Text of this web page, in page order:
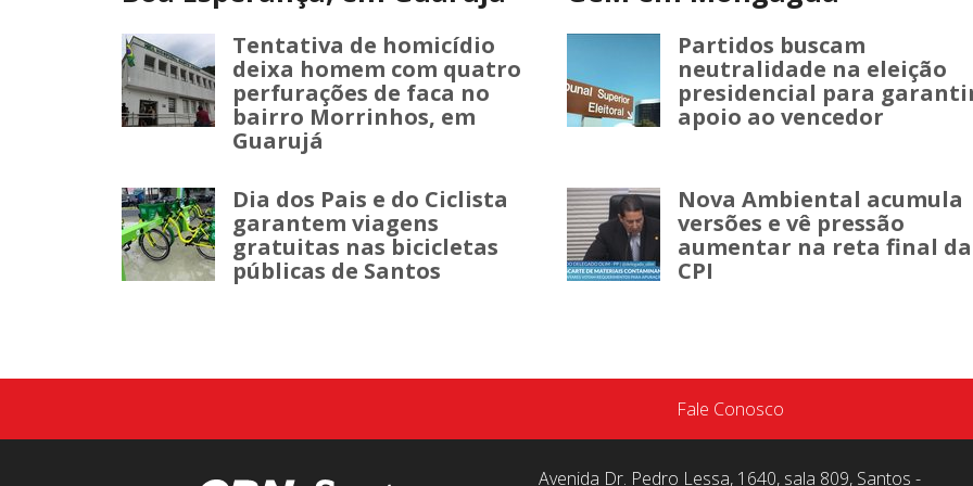
Tentativa de homicídio
deixa homem com quatro
perfurações de faca no
bairro Morrinhos, em
Guarujá
Partidos buscam
neutralidade na eleição
presidencial para
apoio ao vencedor
Dia dos Pais e do Ciclista
garantem viagens
gratuitas nas bicicletas
públicas de Santos
Nova Ambiental acumula
versões e vê pressão
aumentar na reta final da
CPI
Fale Conosco
Avenida Dr. Pedro Lessa, 1640, sala 809, Santos -